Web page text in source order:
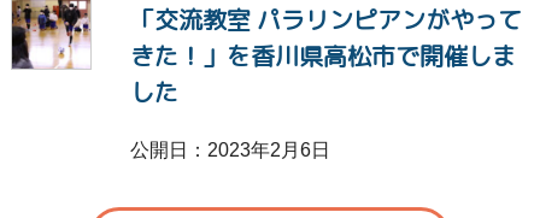
「交流教室 パラリンピアンがやって
きた！」を香川県高松市で開催しま
した
公開日：2023年2月6日